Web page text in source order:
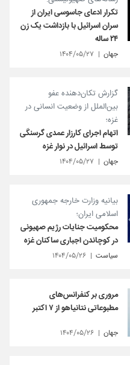
تکرار ادعای جاسوسی ایران از
سران اسرائیل با بازداشت یک زن
۲۴ ساله
جهان ۱۴۰۴/۰۵/۲۷
گزارش تکان‌دهنده عفو
بین‌الملل از وضعیت انسانی در
غزه؛
اتهام اجرای کارزار عمدی گرسنگی
توسط اسرائیل در نوار غزه
جهان ۱۴۰۴/۰۵/۲۷
بیانیه وزارت خارجه جمهوری
اسلامی ایران؛
محکومیت جنایات رژیم صهیونی
در کوچاندن اجباری ساکنان غزه
سیاست ۱۴۰۴/۰۵/۲۶
مروری بر کنفرانس‌های
مطبوعاتی نتانیاهو از ۷ اکتبر
جهان ۱۴۰۴/۰۵/۲۶